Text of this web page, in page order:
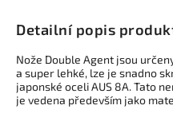
Detailní popis
Nože Double Agent jsou
a super lehké, lze je snadno
japonské oceli AUS 8A. Tato
je vedena především jako